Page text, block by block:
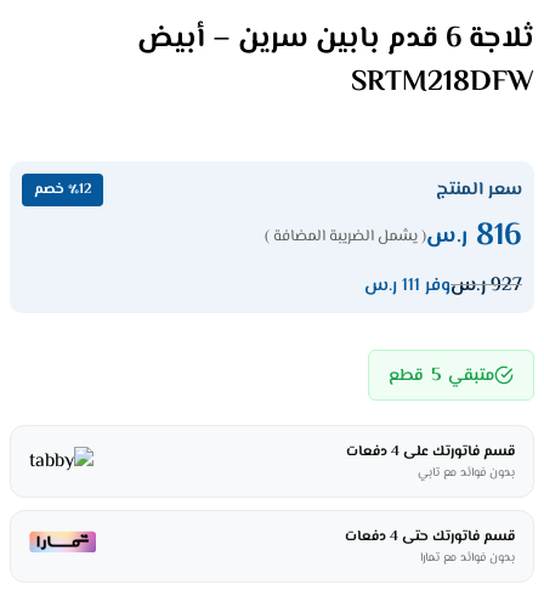
ثلاجة 6 قدم بابين سرين – أبيض
SRTM218DFW
سعر المنتج ٪12 خصم
816 ر.س( يشمل الضريبة المضافة )
927ر.سوفر 111 ر.س
متبقي 5 قطع
قسم فاتورتك على 4 دفعات
بدون فوائد مع تابي
قسم فاتورتك حتى 4 دفعات
بدون فوائد مع تمارا